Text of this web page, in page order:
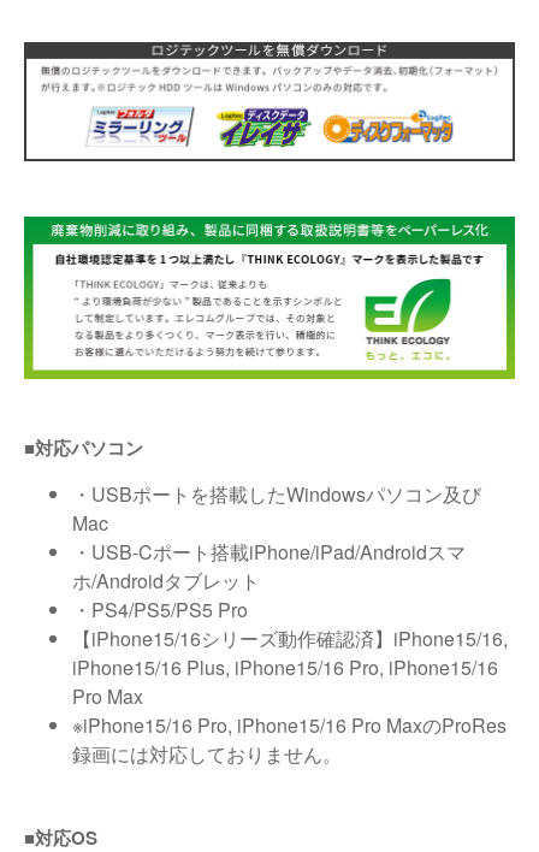
■対応パソコン
・USBポートを搭載したWindowsパソコン及び
Mac
・USB-Cポート搭載iPhone/iPad/Androidスマ
ホ/Androidタブレット
・PS4/PS5/PS5 Pro
【iPhone15/16シリーズ動作確認済】iPhone15/16,
iPhone15/16 Plus, iPhone15/16 Pro, iPhone15/16
Pro Max
※iPhone15/16 Pro, iPhone15/16 Pro MaxのProRes
録画には対応しておりません。
■対応OS